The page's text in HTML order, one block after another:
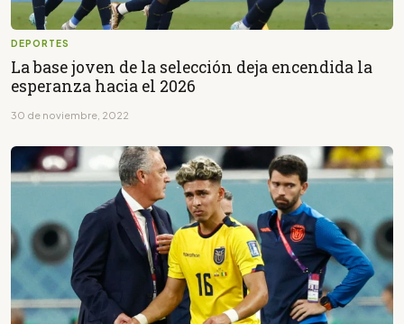
DEPORTES
La base joven de la selección deja encendida la
esperanza hacia el 2026
30 de noviembre, 2022